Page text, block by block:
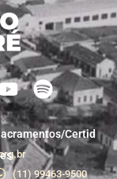
Certid
(11) 99463-9500